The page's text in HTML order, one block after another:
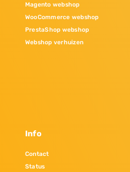
Magento webshop
WooCommerce webshop
PrestaShop webshop
Webshop verhuizen
Info
Contact
Status